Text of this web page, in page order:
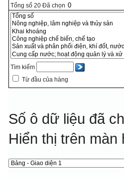
Tổng số 20 Đã chọn
Tìm kiếm
Từ đầu của hàng
Số ô dữ liệu đã
Hiển thị trên